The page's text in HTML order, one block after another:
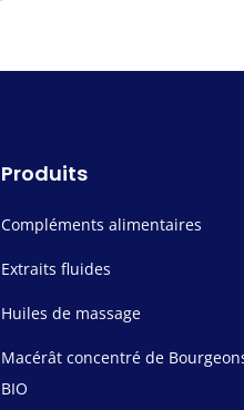
Produits
Compléments alimentaires
Extraits fluides
Huiles de massage
Macérât concentré de
BIO